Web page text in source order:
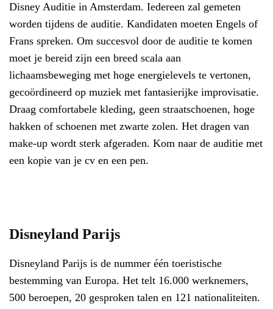
Disney Auditie in Amsterdam. Iedereen zal gemeten
worden tijdens de auditie. Kandidaten moeten Engels of
Frans spreken. Om succesvol door de auditie te komen
moet je bereid zijn een breed scala aan
lichaamsbeweging met hoge energielevels te vertonen,
gecoördineerd op muziek met fantasierijke improvisatie.
Draag comfortabele kleding, geen straatschoenen, hoge
hakken of schoenen met zwarte zolen. Het dragen van
make-up wordt sterk afgeraden. Kom naar de auditie met
een kopie van je cv en een pen.
Disneyland Parijs
Disneyland Parijs is de nummer één toeristische
bestemming van Europa. Het telt 16.000 werknemers,
500 beroepen, 20 gesproken talen en 121 nationaliteiten.